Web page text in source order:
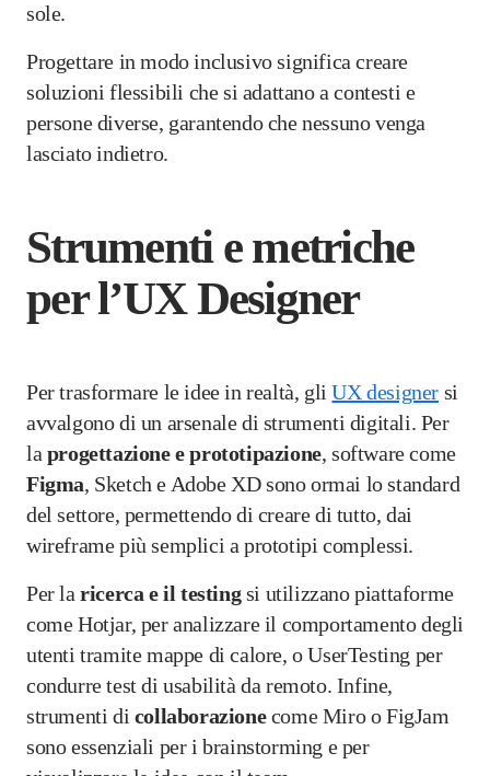
sole.
Progettare in modo inclusivo significa creare
soluzioni flessibili che si adattano a contesti e
persone diverse, garantendo che nessuno venga
lasciato indietro.
Strumenti e metriche
per l’UX Designer
Per trasformare le idee in realtà, gliUX designer si
avvalgono di un arsenale di strumenti digitali. Per
la progettazione e prototipazione, software come
Figma, Sketch e Adobe XD sono ormai lo standard
del settore, permettendo di creare di tutto, dai
wireframe più semplici a prototipi complessi.
Per laricerca e il testingsi utilizzano piattaforme
come Hotjar, per analizzare il comportamento degli
utenti tramite mappe di calore, o UserTesting per
condurre test di usabilità da remoto. Infine,
strumenti di collaborazionecome Miro o FigJam
sono essenziali per i brainstorming e per